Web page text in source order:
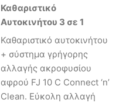
Καθαριστικό
Αυτοκινήτου 3 σε 1
Καθαριστικό αυτοκινήτου
+ σύστημα γρήγορης
αλλαγής ακροφυσίου
αφρού FJ 10 C Connect ‘n’
Clean. Εύκολη αλλαγή